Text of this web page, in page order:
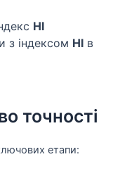
НІ
з індексом НІ в
точності
етапи: